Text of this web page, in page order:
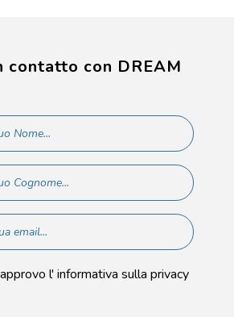
contatto con DREAM
l' informativa sulla privacy